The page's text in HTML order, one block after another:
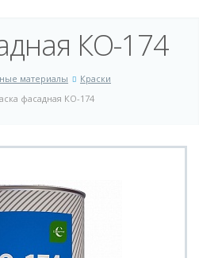
КО-174
материалы
Краски
фасадная КО-174